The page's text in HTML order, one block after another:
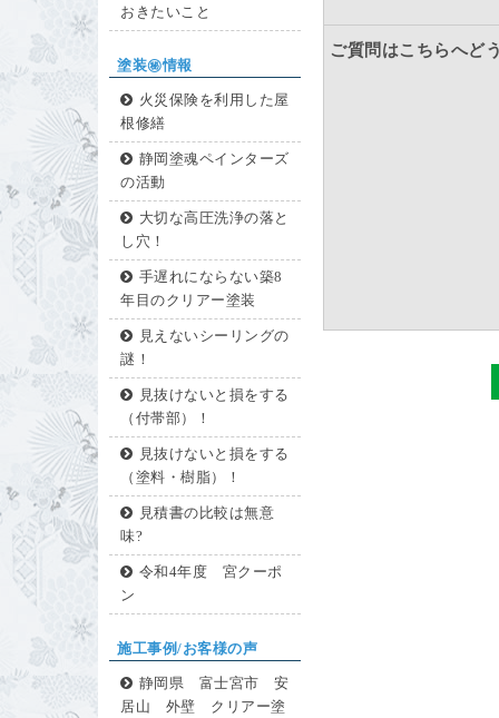
おきたいこと
塗装㊙情報
火災保険を利用した屋
根修繕
静岡塗魂ペインターズ
の活動
大切な高圧洗浄の落と
し穴！
手遅れにならない築8
年目のクリアー塗装
見えないシーリングの
謎！
見抜けないと損をする
（付帯部）！
見抜けないと損をする
（塗料・樹脂）！
見積書の比較は無意
味?
令和4年度 宮クーポ
ン
施工事例/お客様の声
静岡県 富士宮市 安
居山 外壁 クリアー塗
ご質問はこちらへど